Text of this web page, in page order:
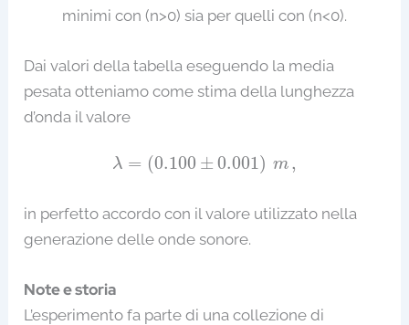
minimi con (n>0) sia per quelli con (n<0).
Dai valori della tabella eseguendo la media
pesata otteniamo come stima della lunghezza
d’onda il valore
λ = (0.100 ± 0.001) m ,
=(0.100 ±0.001) m ,
in perfetto accordo con il valore utilizzato nella
generazione delle onde sonore.
Note e storia
L’esperimento fa parte di una collezione di